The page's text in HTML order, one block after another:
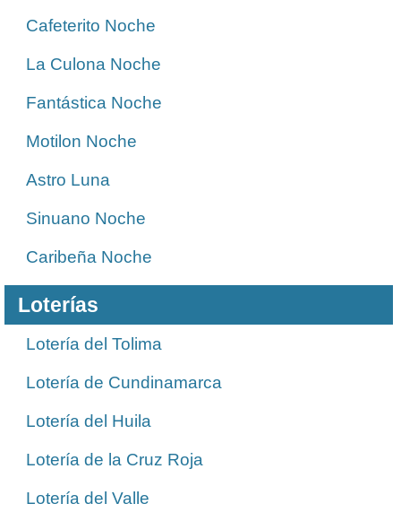
Cafeterito Noche
La Culona Noche
Fantástica Noche
Motilon Noche
Astro Luna
Sinuano Noche
Caribeña Noche
Loterías
Lotería del Tolima
Lotería de Cundinamarca
Lotería del Huila
Lotería de la Cruz Roja
Lotería del Valle